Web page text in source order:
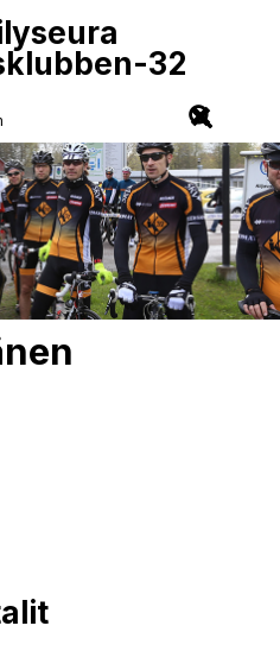
32